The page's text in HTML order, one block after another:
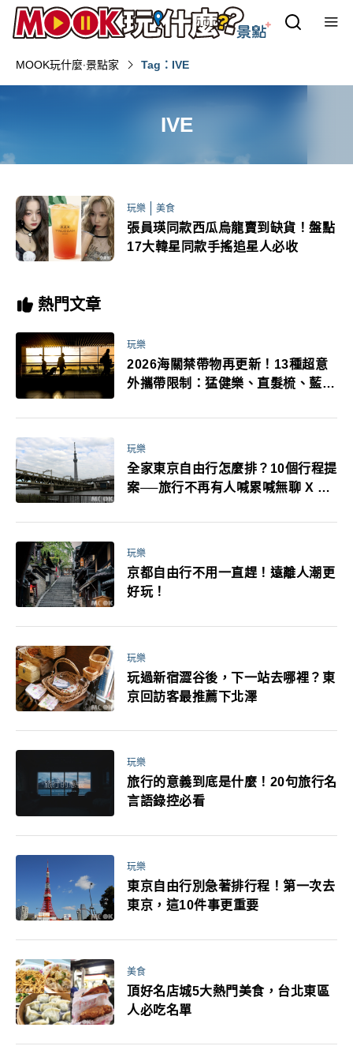
MOOK玩什麼‧景點家 Tag：IVE
IVE
玩樂 美食
張員瑛同款西瓜烏龍賣到缺貨！盤點
17大韓星同款手搖追星人必收
熱門文章
玩樂
2026海關禁帶物再更新！13種超意
外攜帶限制：猛健樂、直髮梳、藍牙
萬！注意事項一次看！
玩樂
全家東京自由行怎麼排？10個行程提
案──旅行不再有人喊累喊無聊 X 爸
玩樂
京都自由行不用一直趕！遠離人潮更
好玩！
玩樂
玩過新宿澀谷後，下一站去哪裡？東
京回訪客最推薦下北澤
玩樂
旅行的意義到底是什麼！20句旅行名
言語錄控必看
玩樂
東京自由行別急著排行程！第一次去
東京，這10件事更重要
美食
頂好名店城5大熱門美食，台北東區
人必吃名單